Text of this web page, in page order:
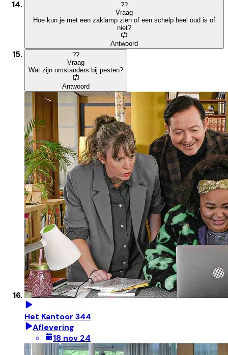
??
Vraag
Hoe kun je met een zaklamp zien of een schelp heel oud is of
niet?
Antwoord
??
Vraag
Wat zijn omstanders bij pesten?
Antwoord
Het Kantoor 344
Aflevering
18 nov 24